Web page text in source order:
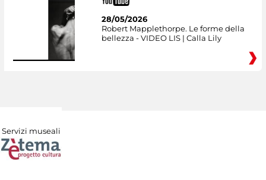
28/05/2026
Robert Mapplethorpe. Le forme della
bellezza - VIDEO LIS | Calla Lily
Servizi museali